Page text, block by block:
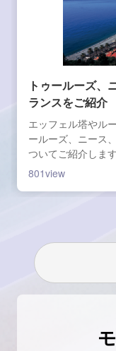
トゥールーズ、
ランスをご紹介
エッフェル塔やル
ールーズ、ニース
ついてご紹介しま
美しいトゥールー
たい町」の上位に
どなど見所も盛り
801view